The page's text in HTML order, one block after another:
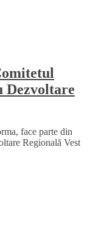
Dezvoltare
face parte din
Regională Vest